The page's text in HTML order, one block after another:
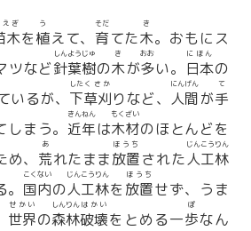
木
えぎ
を植
う
えて、 育
そだ
てた木
き
。おもにス
ツなど針葉樹
しんようじゅ
の木
き
が多
おお
い。 日本
にほん
の
るが、 下
した
草刈
くさか
りなど、 人間
にんげん
が手
て
しまう。 近年
きんねん
は木材
もくざい
のほとんどを
、 荒
あ
れたまま放置
ほうち
された人工林
じんこうりん
国内
こくない
の人工林
じんこうりん
を 放置
ほうち
せず、うま
世界
せかい
の森林
しんりん
破壊
はかい
をとめる一歩
ぽ
なん